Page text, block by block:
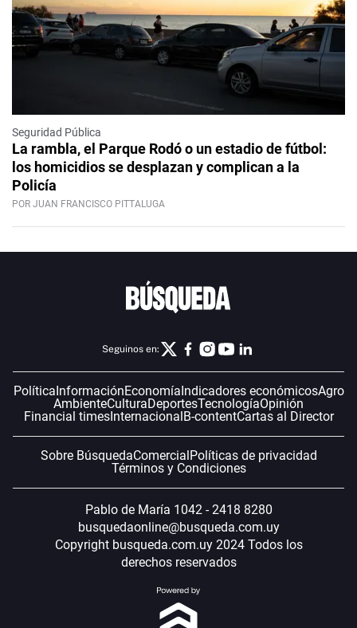
Seguridad Pública
La rambla, el Parque Rodó o un estadio de fútbol:
los homicidios se desplazan y complican a la
Policía
POR JUAN FRANCISCO PITTALUGA
Seguinos en:
Política InformaciónEconomía Indicadores económicosAgro
AmbienteCulturaDeportesTecnologíaOpinión
Financial timesInternacional B-contentCartas al Director
Sobre BúsquedaComercial Políticas de privacidad
Términos y Condiciones
Pablo de María 1042 - 2418 8280
busquedaonline@busqueda.com.uy
Copyright busqueda.com.uy 2024 Todos los
derechos reservados